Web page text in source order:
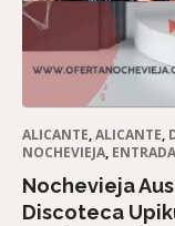
ALICANTE,ALICANTE,
NOCHEVIEJA,
Nochevieja
Discoteca